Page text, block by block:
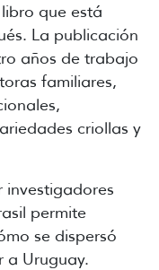
que está
La publicación
años de trabajo
familiares,
criollas y
permite
se dispersó
a Uruguay.